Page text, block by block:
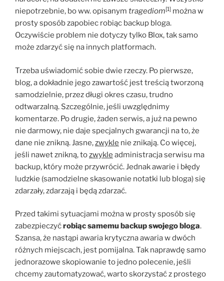
niepotrzebnie, bo ww. opisanym tragediom[1] można w
prosty sposób zapobiec robiąc backup bloga.
Oczywiście problem nie dotyczy tylko Blox, tak samo
może zdarzyć się na innych platformach.
Trzeba uświadomić sobie dwie rzeczy. Po pierwsze,
blog, a dokładnie jego zawartość jest treścią tworzoną
samodzielnie, przez długi okres czasu, trudno
odtwarzalną. Szczególnie, jeśli uwzględnimy
komentarze. Po drugie, żaden serwis, a już na pewno
nie darmowy, nie daje specjalnych gwarancji na to, że
dane nie znikną. Jasne,zwykle nie znikają. Co więcej,
jeśli nawet znikną, tozwykle administracja serwisu ma
backup, który może przywrócić. Jednak awarie i błędy
ludzkie (samodzielne skasowanie notatki lub bloga) się
zdarzały, zdarzają i będą zdarzać.
Przed takimi sytuacjami można w prosty sposób się
zabezpieczyćrobiąc samemu backup swojego bloga.
Szansa, że nastąpi awaria krytyczna awaria w dwóch
różnych miejscach, jest pomijalna. Tak naprawdę samo
jednorazowe skopiowanie to jedno polecenie, jeśli
chcemy zautomatyzować, warto skorzystać z prostego